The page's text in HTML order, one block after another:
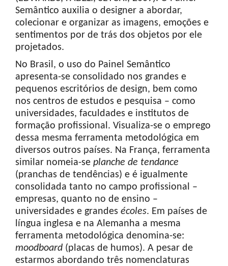
Semântico auxilia o designer a abordar,
colecionar e organizar as imagens, emoções e
sentimentos por de trás dos objetos por ele
projetados.
No Brasil, o uso do Painel Semântico
apresenta-se consolidado nos grandes e
pequenos escritórios de design, bem como
nos centros de estudos e pesquisa – como
universidades, faculdades e institutos de
formação profissional. Visualiza-se o emprego
dessa mesma ferramenta metodológica em
diversos outros países. Na França, ferramenta
similar nomeia-se planche de tendance
(pranchas de tendências) e é igualmente
consolidada tanto no campo profissional –
empresas, quanto no de ensino –
universidades e grandes écoles. Em países de
língua inglesa e na Alemanha a mesma
ferramenta metodológica denomina-se:
moodboard (placas de humos). A pesar de
estarmos abordando três nomenclaturas